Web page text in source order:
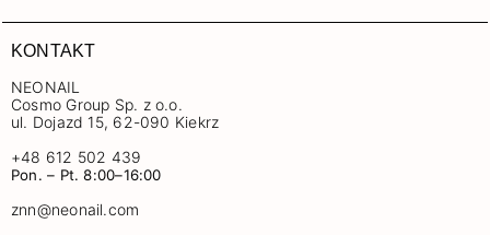
KONTAKT
NEONAIL
Cosmo Group Sp. z o.o.
ul. Dojazd 15, 62-090 Kiekrz
+48 612 502 439
Pon. – Pt. 8:00–16:00
znn@neonail.com